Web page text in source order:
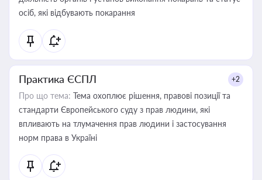
осіб, які відбувають покарання
Практика ЄСПЛ +2
Про що тема: Тема охоплює рішення, правові позиції та
стандарти Європейського суду з прав людини, які
впливають на тлумачення прав людини і застосування
норм права в Україні